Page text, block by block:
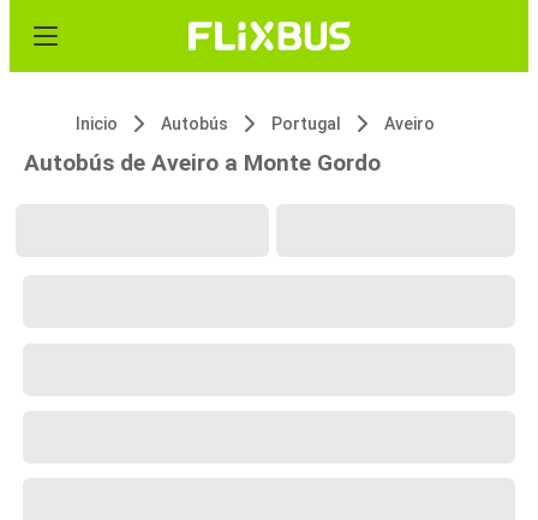
Inicio Autobús Portugal Aveiro
Autobús de Aveiro a Monte Gordo